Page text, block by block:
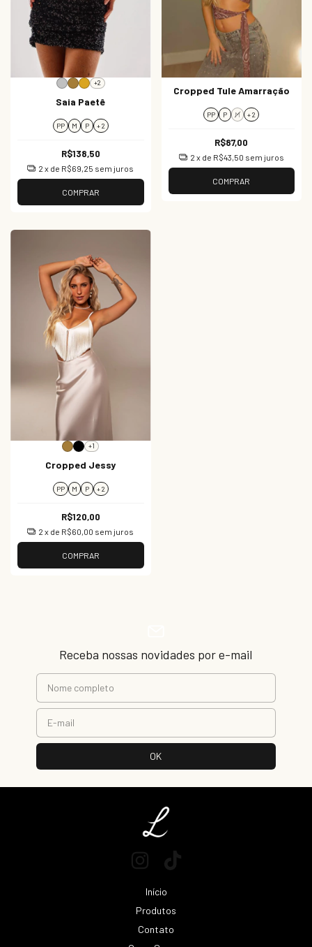
+2
Saia Paetê
PP M P + 2
R$138,50
2 x de R$69,25 sem juros
COMPRAR
Cropped Tule Amarração
PP P M + 2
R$87,00
2 x de R$43,50 sem juros
COMPRAR
+1
Cropped Jessy
PP M P + 2
R$120,00
2 x de R$60,00 sem juros
COMPRAR
Receba nossas novidades por e-mail
Início
Produtos
Contato